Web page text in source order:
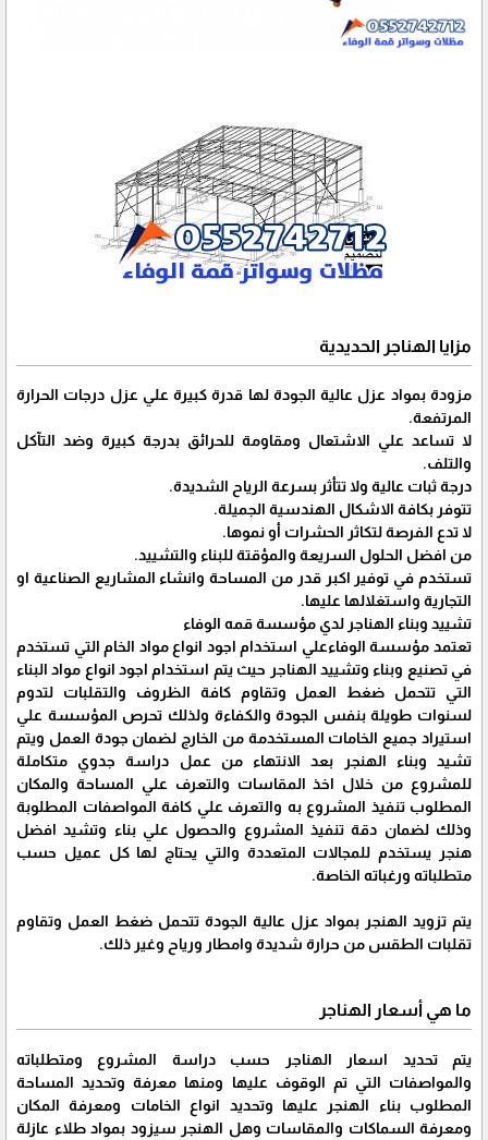
مزايا الهناجر الحديدية
مزودة بمواد عزل عالية الجودة لها قدرة كبيرة علي عزل درجات الحرارة
المرتفعة.
لا تساعد علي الاشتعال ومقاومة للحرائق بدرجة كبيرة وضد التآكل
والتلف.
درجة ثبات عالية ولا تتأثر بسرعة الرياح الشديدة.
تتوفر بكافة الاشكال الهندسية الجميلة.
لا تدع الفرصة لتكاثر الحشرات أو نموها.
من افضل الحلول السريعة والمؤقتة للبناء والتشييد.
تستخدم في توفير اكبر قدر من المساحة وانشاء المشاريع الصناعية او
التجارية واستغلالها عليها.
تشييد وبناء الهناجر لدي مؤسسة قمه الوفاء
تعتمد مؤسسة الوفاءعلي استخدام اجود انواع مواد الخام التي تستخدم
في تصنيع وبناء وتشييد الهناجر حيث يتم استخدام اجود انواع مواد البناء
التي تتحمل ضغط العمل وتقاوم كافة الظروف والتقلبات لتدوم
لسنوات طويلة بنفس الجودة والكفاءة ولذلك تحرص المؤسسة علي
استيراد جميع الخامات المستخدمة من الخارج لضمان جودة العمل ويتم
تشيد وبناء الهنجر بعد الانتهاء من عمل دراسة جدوي متكاملة
للمشروع من خلال اخذ المقاسات والتعرف علي المساحة والمكان
المطلوب تنفيذ المشروع به والتعرف علي كافة المواصفات المطلوبة
وذلك لضمان دقة تنفيذ المشروع والحصول علي بناء وتشيد افضل
هنجر يستخدم للمجالات المتعددة والتي يحتاج لها كل عميل حسب
متطلباته ورغباته الخاصة.
يتم تزويد الهنجر بمواد عزل عالية الجودة تتحمل ضغط العمل وتقاوم
تقلبات الطقس من حرارة شديدة وامطار ورياح وغير ذلك.
ما هي أسعار الهناجر
يتم تحديد اسعار الهناجر حسب دراسة المشروع ومتطلباته
والمواصفات التي تم الوقوف عليها ومنها معرفة وتحديد المساحة
المطلوب بناء الهنجر عليها وتحديد انواع الخامات ومعرفة المكان
ومعرفة السماكات والمقاسات وهل الهنجر سيزود بمواد طلاء عازلة